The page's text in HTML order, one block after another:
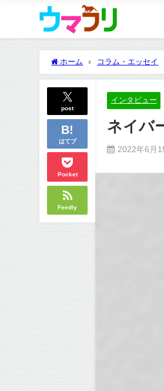
ホーム コラム・エッセイ
post
はてブ
Pocket
Feedly
インタビュー
ネイバ
2022年6月